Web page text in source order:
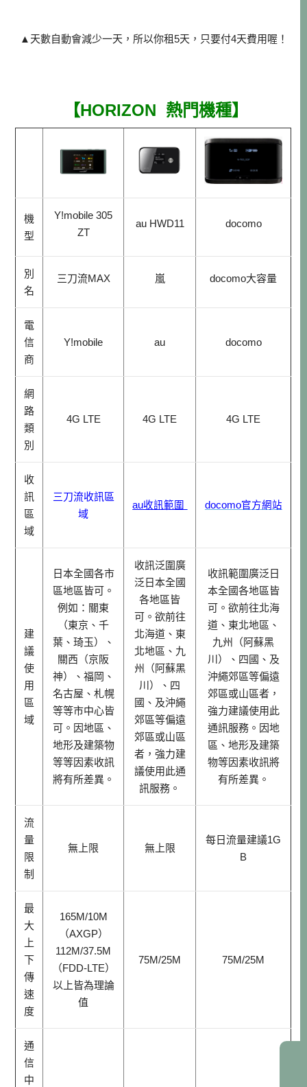
▲天數自動會減少一天，所以你租5天，只要付4天費用喔！
【HORIZON 熱門機種】
機
型
Y!mobile 305
ZT
au HWD11 docomo
別
名
三刀流MAX 嵐 docomo大容量
電
信
商
Y!mobile au docomo
網
路
類
別
4G LTE 4G LTE 4G LTE
收
訊
區
域
三刀流收訊區
域
au收訊範圍 docomo官方網站
建
議
使
用
區
域
日本全國各市
區地區皆可。
例如：關東
（東京、千
葉、琦玉）、
關西（京阪
神）、福岡、
名古屋、札幌
等等市中心皆
可。因地區、
地形及建築物
等等因素收訊
將有所差異。
收訊泛圍廣
泛日本全國
各地區皆
可。欲前往
北海道、東
北地區、九
州（阿蘇黑
川）、四
國、及沖繩
郊區等偏遠
郊區或山區
者，強力建
議使用此通
訊服務。
收訊範圍廣泛日
本全國各地區皆
可。欲前往北海
道、東北地區、
九州（阿蘇黑
川）、四國、及
沖繩郊區等偏遠
郊區或山區者，
強力建議使用此
通訊服務。因地
區、地形及建築
物等因素收訊將
有所差異。
流
量
限
制
無上限 無上限
每日流量建議1G
B
最
大
上
下
傳
速
度
165M/10M
（AXGP）
112M/37.5M
（FDD-LTE）
以上皆為理論
值
75M/25M 75M/25M
通
信
中